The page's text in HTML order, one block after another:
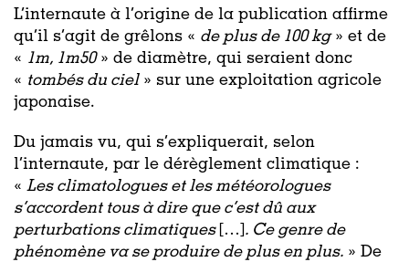
L’internaute à l’origine de la publication affirme
qu’il s’agit de grêlons « de plus de 100 kg» et de
« 1m, 1m50» de diamètre, qui seraient donc
« tombés du ciel» sur une exploitation agricole
japonaise.
Du jamais vu, qui s’expliquerait, selon
l’internaute, par le dérèglement climatique :
« Les climatologues et les météorologues
s’accordent tous à dire que c’est dû aux
perturbations climatiques […] . Ce genre de
phénomène va se produire de plus en plus. » De